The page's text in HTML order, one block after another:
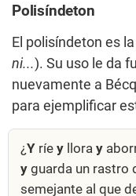
Polisíndeton
El polisíndeton es la
ni...). Su uso le da
nuevamente a
para ejemplificar
¿Y ríe y llora y
y guarda un rastro
semejante al que